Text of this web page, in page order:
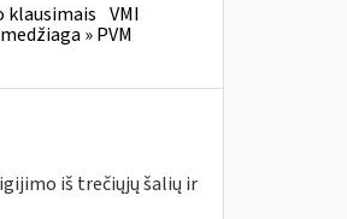
klausimais VMI
» PVM
iš trečiųjų šalių ir